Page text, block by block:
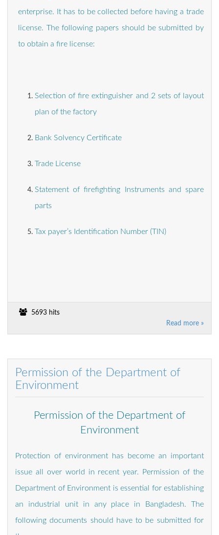
enterprise. It has to be collected before having a trade
license. The following papers should be submitted by
to obtain a fire license:
Selection of fire extinguisher and 2 sets of layout
plan of the factory
Bank Solvency Certificate
Trade License
Statement of firefighting Instruments and spare
parts
Tax payer’s Identification Number (TIN)
5693 hits
Read more »
Permission of the Department of
Environment
Permission of the Department of
Environment
Protection of environment has become an important
issue all over world in recent year. Permission of the
Department of Environment is essential for establishing
an industrial unit in any place in Bangladesh. The
following documents should have to be submitted for